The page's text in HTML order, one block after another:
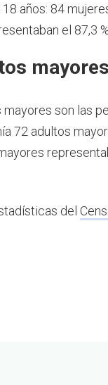
años: 84
el 87,3
mayores son las
72 adultos
del